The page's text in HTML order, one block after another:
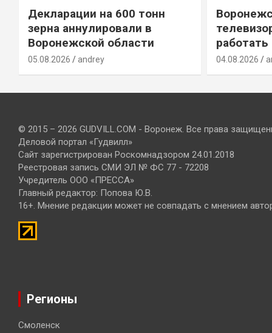
Декларации на 600 тонн
зерна аннулировали в
Воронежской области
05.08.2026 andrey
работать
04.08.2026
© 2015 – 2026 GUDVILL.COM - Воронеж. Все права
Деловой портал «Гудвилл»
Сайт зарегистрирован Роскомнадзором 24.01.2018
Реестровая запись СМИ ЭЛ № ФС 77 - 72208
Учредитель ООО «ПРЕССА»
Главный редактор: Попова Ю.В.
16+. Мнение редакции может не совпадать с мнением
Регионы
Смоленск